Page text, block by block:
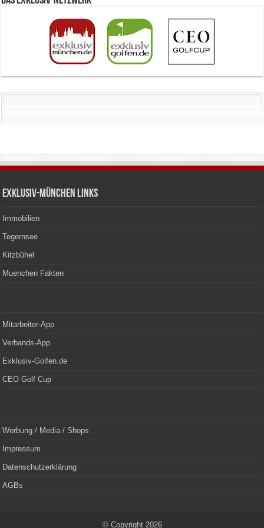
Exklusiv-München Links
Immobilien
Tegernsee
Kitzbühel
Muenchen Fakten
Mitarbeiter-App
Verbands-App
Exklusiv-Golfen.de
CEO Golf Cup
Werbung / Media / Shops
Impressum
Datenschutzerklärung
AGBs
© Copyright 2026